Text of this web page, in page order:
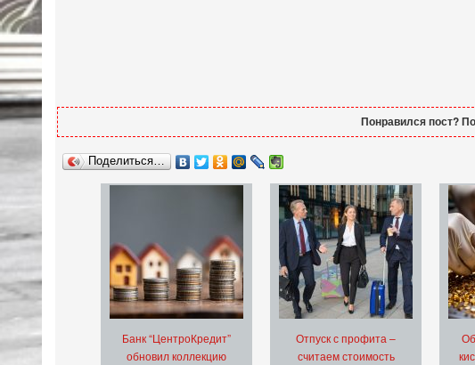
Понравился пост?
Поделиться…
Банк “ЦентроКредит”
обновил коллекцию
Отпуск с профита –
считаем стоимость